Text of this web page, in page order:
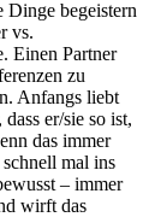
Dinge begeistern
vs.
Einen Partner
zu
Anfangs liebt
er/sie so ist,
das immer
mal ins
– immer
wirft das